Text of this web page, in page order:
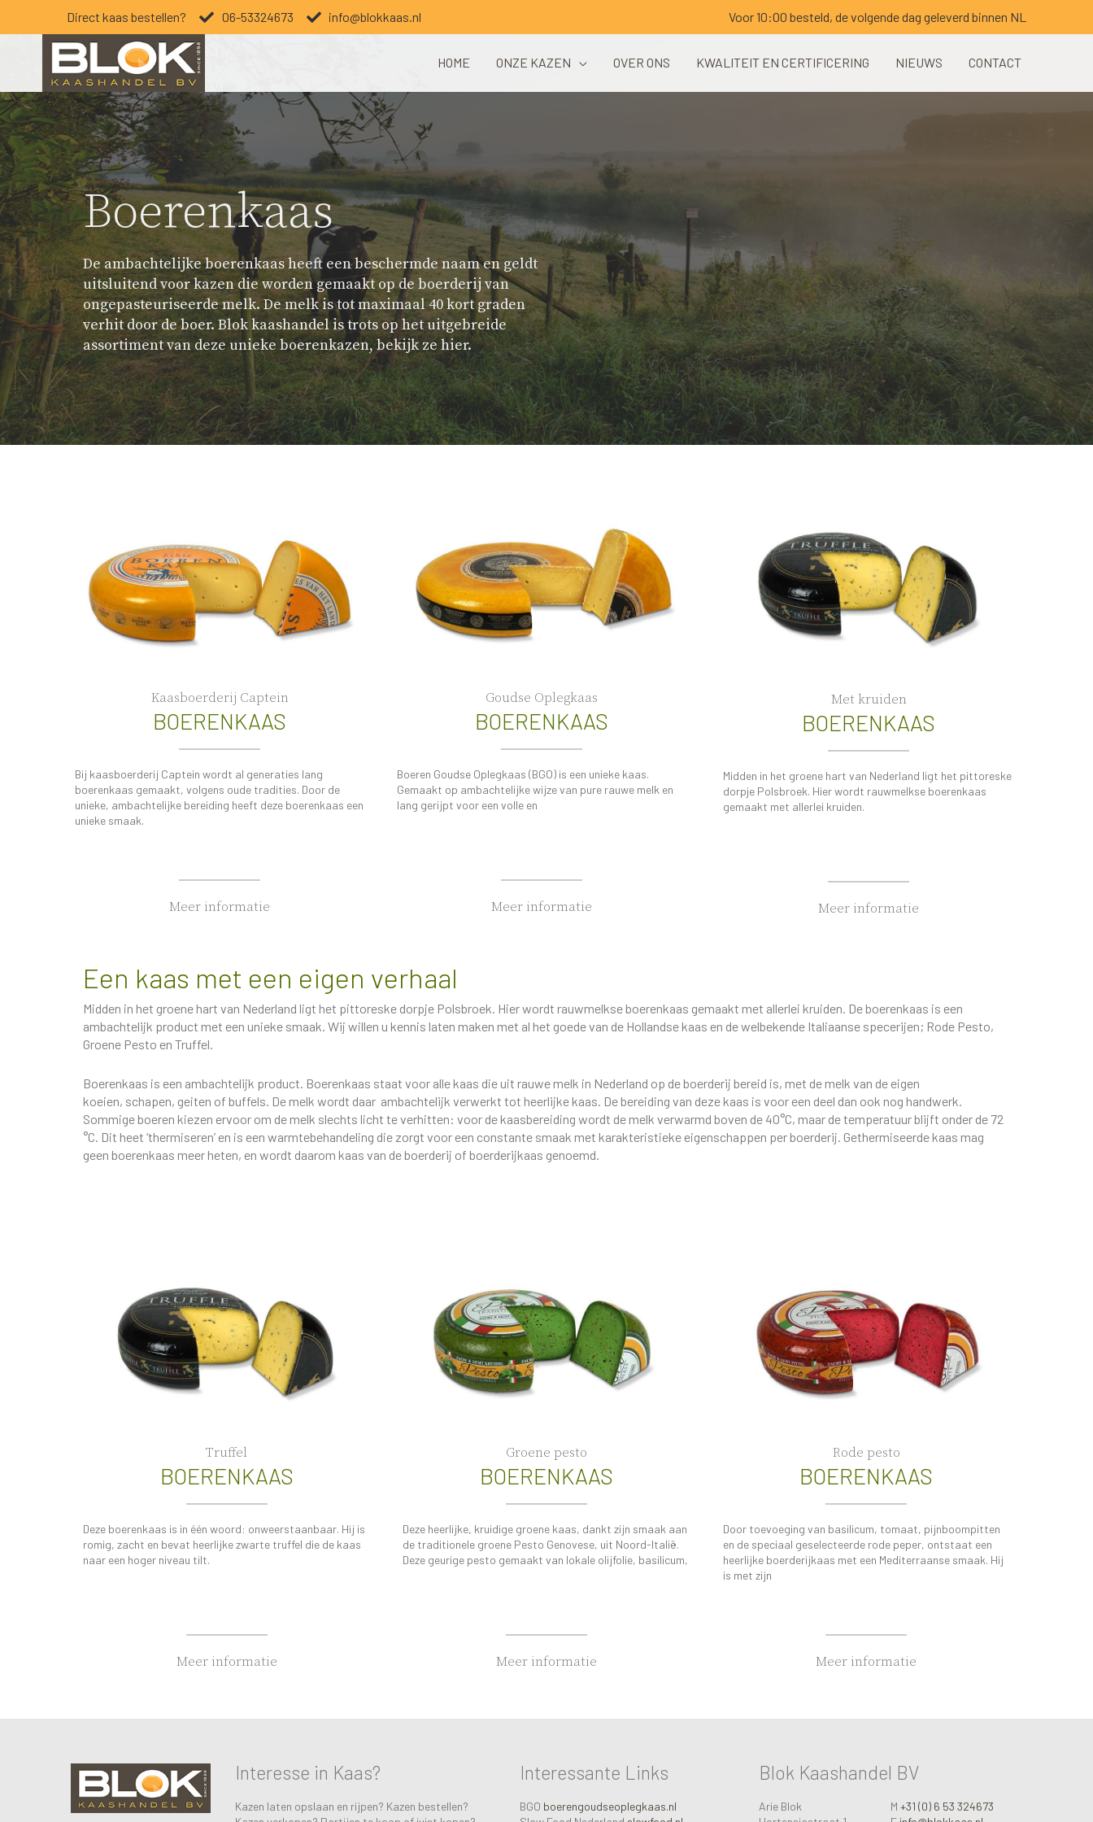
Direct kaas bestellen? 06-53324673 info@blokkaas.nl Voor 10:00 besteld, de volgende dag geleverd binnen NL
HOME ONZE KAZEN OVER ONS KWALITEIT EN CERTIFICERING NIEUWS CONTACT
Boerenkaas
De ambachtelijke boerenkaas heeft een beschermde naam en geldt
uitsluitend voor kazen die worden gemaakt op de boerderij van
ongepasteuriseerde melk. De melk is tot maximaal 40 kort graden
verhit door de boer. Blok kaashandel is trots op het uitgebreide
assortiment van deze unieke boerenkazen, bekijk ze hier.
Kaasboerderij Captein
BOERENKAAS
Bij kaasboerderij Captein wordt al generaties lang
boerenkaas gemaakt, volgens oude tradities. Door de
unieke, ambachtelijke bereiding heeft deze boerenkaas een
unieke smaak.
Meer informatie
Goudse Oplegkaas
BOERENKAAS
Boeren Goudse Oplegkaas (BGO) is een unieke kaas.
Gemaakt op ambachtelijke wijze van pure rauwe melk en
lang gerijpt voor een volle en
Meer informatie
Met kruiden
BOERENKAAS
Midden in het groene hart van Nederland ligt het pittoreske
dorpje Polsbroek. Hier wordt rauwmelkse boerenkaas
gemaakt met allerlei kruiden.
Meer informatie
Een kaas met een eigen verhaal
Midden in het groene hart van Nederland ligt het pittoreske dorpje Polsbroek. Hier wordt rauwmelkse boerenkaas gemaakt met allerlei kruiden. De boerenkaas is een
ambachtelijk product met een unieke smaak. Wij willen u kennis laten maken met al het goede van de Hollandse kaas en de welbekende Italiaanse specerijen; Rode Pesto,
Groene Pesto en Truffel.
Boerenkaas is een ambachtelijk product. Boerenkaas staat voor alle kaas die uit rauwe melk in Nederland op de boerderij bereid is, met de melk van de eigen
koeien, schapen, geiten of buffels. De melk wordt daar ambachtelijk verwerkt tot heerlijke kaas. De bereiding van deze kaas is voor een deel dan ook nog handwerk.
Sommige boeren kiezen ervoor om de melk slechts licht te verhitten: voor de kaasbereiding wordt de melk verwarmd boven de 40°C, maar de temperatuur blijft onder de 72
°C. Dit heet ‘thermiseren’ en is een warmtebehandeling die zorgt voor een constante smaak met karakteristieke eigenschappen per boerderij. Gethermiseerde kaas mag
geen boerenkaas meer heten, en wordt daarom kaas van de boerderij of boerderijkaas genoemd.
Truffel
BOERENKAAS
Deze boerenkaas is in één woord: onweerstaanbaar. Hij is
romig, zacht en bevat heerlijke zwarte truffel die de kaas
naar een hoger niveau tilt.
Meer informatie
Groene pesto
BOERENKAAS
Deze heerlijke, kruidige groene kaas, dankt zijn smaak aan
de traditionele groene Pesto Genovese, uit Noord-Italië.
Deze geurige pesto gemaakt van lokale olijfolie, basilicum,
Meer informatie
Rode pesto
BOERENKAAS
Door toevoeging van basilicum, tomaat, pijnboompitten
en de speciaal geselecteerde rode peper, ontstaat een
heerlijke boerderijkaas met een Mediterraanse smaak. Hij
is met zijn
Meer informatie
Interesse in Kaas?
Kazen laten opslaan en rijpen? Kazen bestellen?
Interessante Links
BGO boerengoudseoplegkaas.nl
Blok Kaashandel BV
Arie Blok
M+31 (0) 6 53 324673